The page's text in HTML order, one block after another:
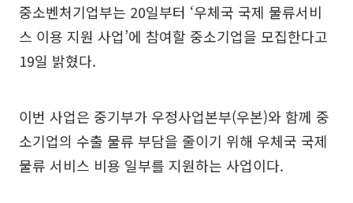
중소벤처기업부는 20일부터 ‘우체국 국제 물류서비
스 이용 지원 사업’에 참여할 중소기업을 모집한다고
19일 밝혔다.
이번 사업은 중기부가 우정사업본부(우본)와 함께 중
소기업의 수출 물류 부담을 줄이기 위해 우체국 국제
물류 서비스 비용 일부를 지원하는 사업이다.